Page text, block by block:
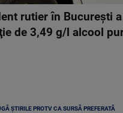
rutier în Bucureşti
de 3,49 g/l alcool
ȘTIRILE PROTV CA SURSĂ PREFERATĂ